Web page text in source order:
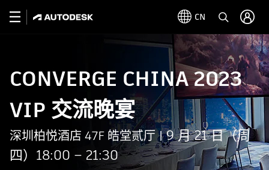
CN
CONVERGE CHINA 2023
VIP 交流晚宴
深圳柏悦酒店 47F 皓堂贰厅 |9 月 21 日（周
四）18:00 – 21:30